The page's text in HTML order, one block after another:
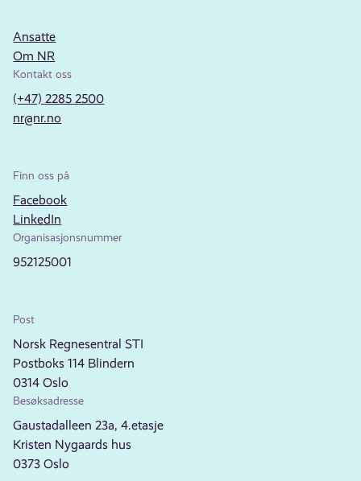
Ansatte
Om NR
Kontakt oss
(+47) 2285 2500
nr@nr.no
Finn oss på
Facebook
LinkedIn
Organisasjonsnummer
952125001
Post
Norsk Regnesentral STI
Postboks 114 Blindern
0314 Oslo
Besøksadresse
Gaustadalleen 23a, 4.etasje
Kristen Nygaards hus
0373 Oslo